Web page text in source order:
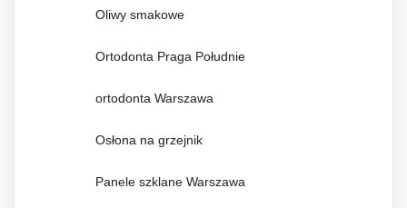
Oliwy smakowe
Ortodonta Praga Południe
ortodonta Warszawa
Osłona na grzejnik
Panele szklane Warszawa